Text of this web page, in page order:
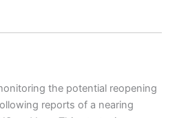
the potential reopening
reports of a nearing